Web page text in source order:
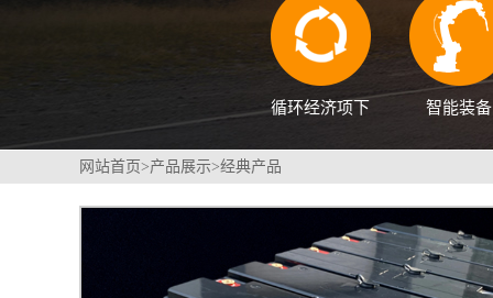
循环经济项下 智能装备
网站首页>产品展示>经典产品